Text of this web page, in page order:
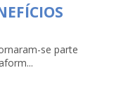
se parte